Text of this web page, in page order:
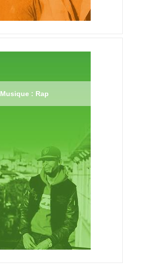
Musique : Rap